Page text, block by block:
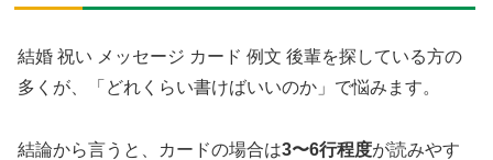
結婚 祝い メッセージ カード 例文 後輩を探している方の
多くが、「どれくらい書けばいいのか」で悩みます。
結論から言うと、カードの場合は3〜6行程度が読みやす